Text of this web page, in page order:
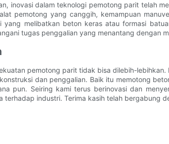
inovasi dalam teknologi pemotong parit telah
pemotong yang canggih, kemampuan
yang melibatkan beton keras atau formasi
tugas penggalian yang menantang dengan
pemotong parit tidak bisa dilebih-
dan penggalian. Baik itu memotong
pun. Seiring kami terus berinovasi dan
terhadap industri. Terima kasih telah bergabung